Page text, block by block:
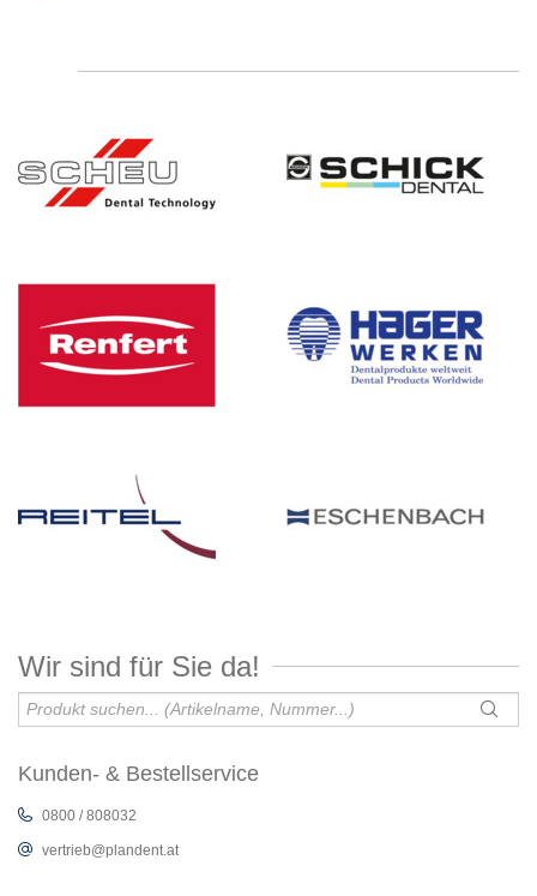
Wir sind für Sie da!
Kunden- & Bestellservice
0800 / 808032
vertrieb@plandent.at